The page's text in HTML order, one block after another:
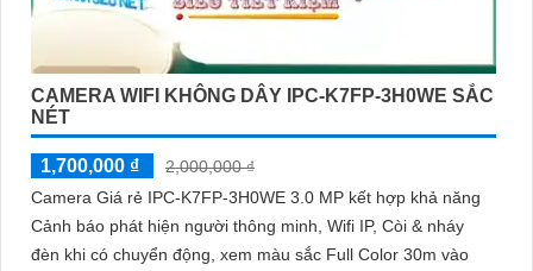
CAMERA WIFI KHÔNG DÂY IPC-K7FP-3H0WE SẮC
NÉT
1,700,000 ₫
2,000,000 ₫
Camera Giá rẻ IPC-K7FP-3H0WE 3.0 MP kết hợp khả năng
Cảnh báo phát hiện người thông minh, Wifi IP, Còi & nháy
đèn khi có chuyển động, xem màu sắc Full Color 30m vào